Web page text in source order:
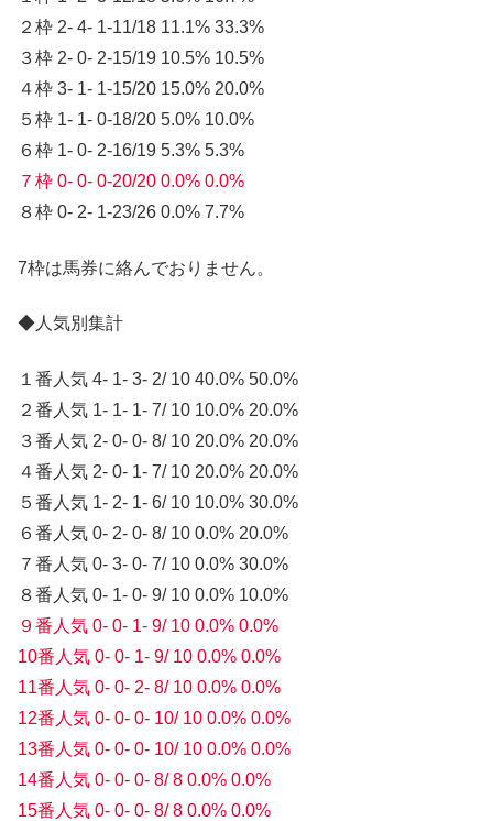
２枠 2- 4- 1-11/18 11.1% 33.3%
３枠 2- 0- 2-15/19 10.5% 10.5%
４枠 3- 1- 1-15/20 15.0% 20.0%
５枠 1- 1- 0-18/20 5.0% 10.0%
６枠 1- 0- 2-16/19 5.3% 5.3%
７枠 0- 0- 0-20/20 0.0% 0.0%
８枠 0- 2- 1-23/26 0.0% 7.7%
7枠は馬券に絡んでおりません。
◆人気別集計
１番人気 4- 1- 3- 2/ 10 40.0% 50.0%
２番人気 1- 1- 1- 7/ 10 10.0% 20.0%
３番人気 2- 0- 0- 8/ 10 20.0% 20.0%
４番人気 2- 0- 1- 7/ 10 20.0% 20.0%
５番人気 1- 2- 1- 6/ 10 10.0% 30.0%
６番人気 0- 2- 0- 8/ 10 0.0% 20.0%
７番人気 0- 3- 0- 7/ 10 0.0% 30.0%
８番人気 0- 1- 0- 9/ 10 0.0% 10.0%
９番人気 0- 0- 1- 9/ 10 0.0% 0.0%
10番人気 0- 0- 1- 9/ 10 0.0% 0.0%
11番人気 0- 0- 2- 8/ 10 0.0% 0.0%
12番人気 0- 0- 0- 10/ 10 0.0% 0.0%
13番人気 0- 0- 0- 10/ 10 0.0% 0.0%
14番人気 0- 0- 0- 8/ 8 0.0% 0.0%
15番人気 0- 0- 0- 8/ 8 0.0% 0.0%